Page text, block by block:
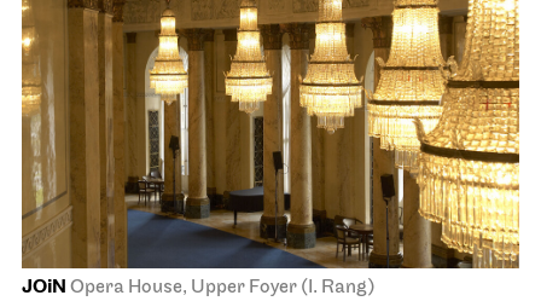
JOiN Opera House, Upper Foyer (I. Rang)